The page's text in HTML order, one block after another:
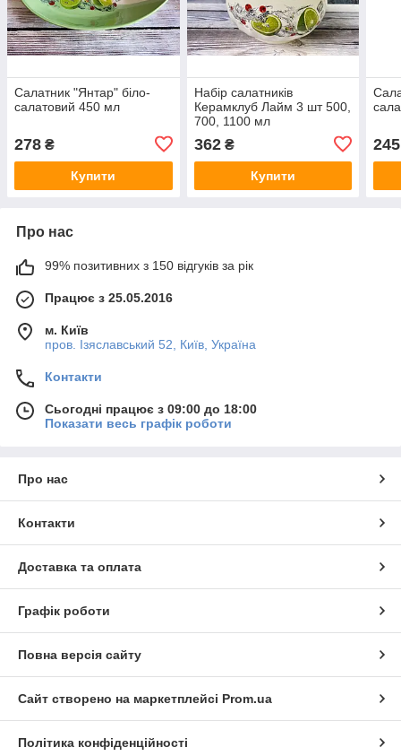
Салатник "Янтар" біло-
салатовий 450 мл
278 ₴
Купити
Набір салатників
Керамклуб Лайм 3 шт 500,
700, 1100 мл
362₴
Купити
245
Про нас
99% позитивних з 150 відгуків за рік
Працює з 25.05.2016
м. Київ
пров. Ізяславський 52, Київ, Україна
Контакти
Сьогодні працює з 09:00 до 18:00
Показати весь графік роботи
Про нас
Контакти
Доставка та оплата
Графік роботи
Повна версія сайту
Сайт створено на маркетплейсі Prom.ua
Політика конфіденційності